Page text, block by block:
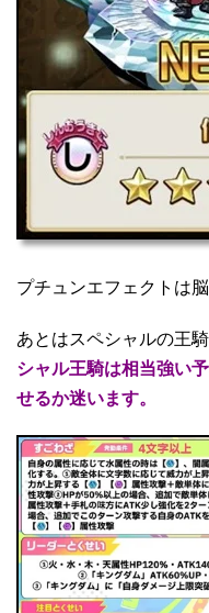
プチュンエフェクトは脳
あとはスペシャルの王
シャル王騎は相当強い
せるか迷います。